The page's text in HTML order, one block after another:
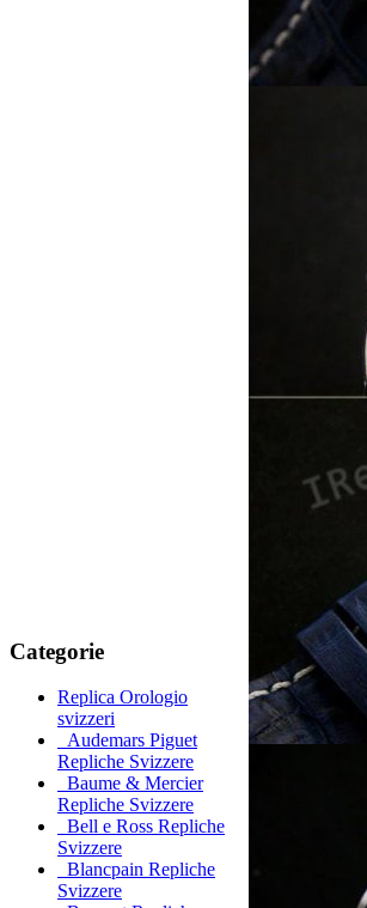
Categorie
Replica Orologio
svizzeri
Audemars Piguet
Repliche Svizzere
Baume & Mercier
Repliche Svizzere
Bell e Ross Repliche
Svizzere
Blancpain Repliche
Svizzere